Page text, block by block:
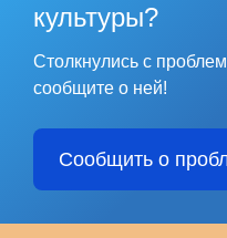
культуры?
Столкнулись с
сообщите о ней!
Сообщить о